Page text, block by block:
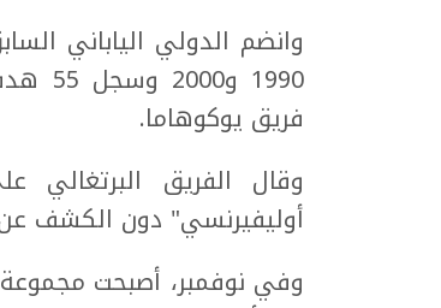
فريق يوكوهاما.
وقال الفريق البرتغالي
أوليفيرنسي" دون الكشف
وفي نوفمبر، أصبحت مجموعة